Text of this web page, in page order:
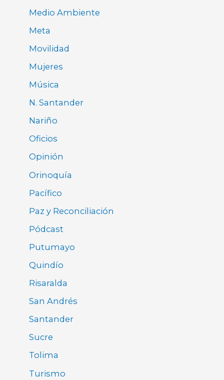
Medio Ambiente
Meta
Movilidad
Mujeres
Música
N. Santander
Nariño
Oficios
Opinión
Orinoquía
Pacífico
Paz y Reconciliación
Pódcast
Putumayo
Quindío
Risaralda
San Andrés
Santander
Sucre
Tolima
Turismo